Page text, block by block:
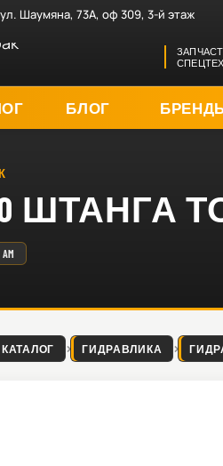
ул. Шаумяна, 73А, оф 309, 3-й этаж
БЛОГ
ШТАНГА
AM
КАТАЛОГ ГИДРАВЛИКА